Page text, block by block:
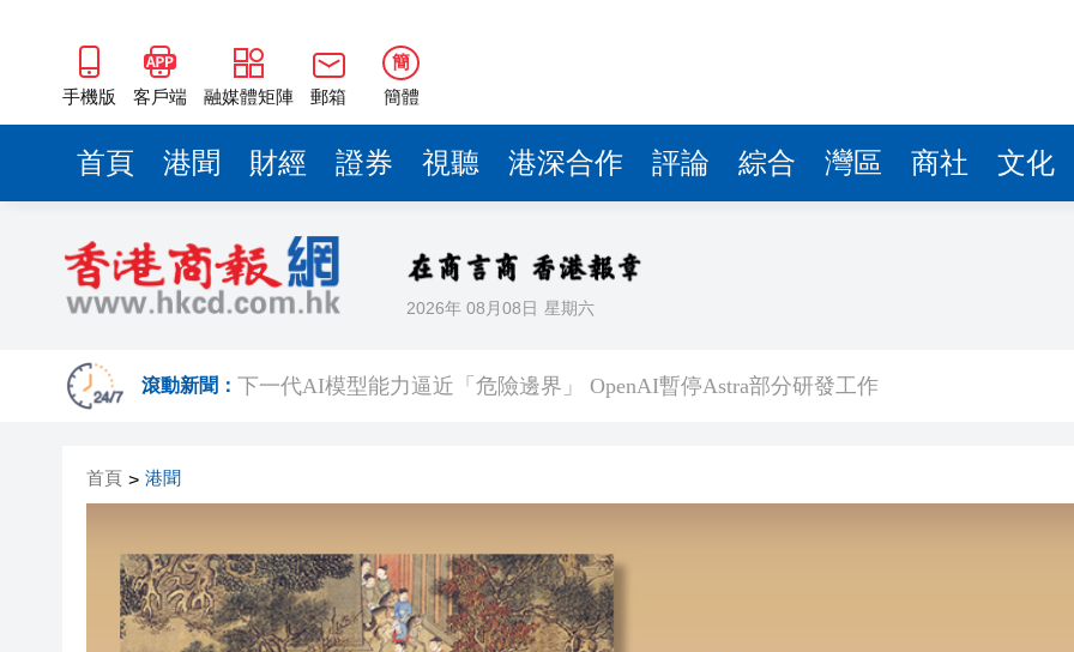
手機版 客戶端 融媒體矩陣 郵箱
簡
簡體
首頁 港聞 財經 證券 視聽 港深合作 評論 綜合 灣區 商社 文化
2026年 08月08日 星期六
滾動新聞： 下一代AI模型能力逼近「危險邊界」 OpenAI暫停Astra部分研發工作
趙之境攜新作出席「今朝更好看」——慶祝中國共產黨成立105周年名家作品展
投資推廣署超額完成績效 上半年引資逾500億
首頁 > 港聞